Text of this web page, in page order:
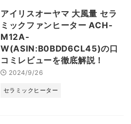
アイリスオーヤマ 大風量 セラ
ミックファンヒーター ACH-
M12A-
W(ASIN:B0BDD6CL45)の口
コミレビューを徹底解説！
2024/9/26
セラミックヒーター